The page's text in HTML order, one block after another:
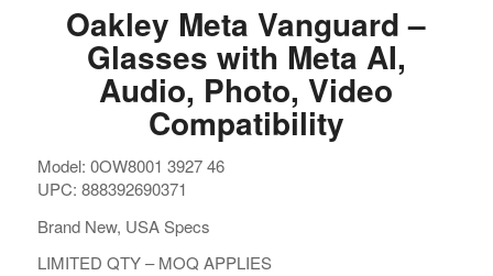
Oakley Meta Vanguard –
Glasses with Meta AI,
Audio, Photo, Video
Compatibility
Model: 0OW8001 3927 46
UPC: 888392690371
Brand New, USA Specs
LIMITED QTY – MOQ APPLIES